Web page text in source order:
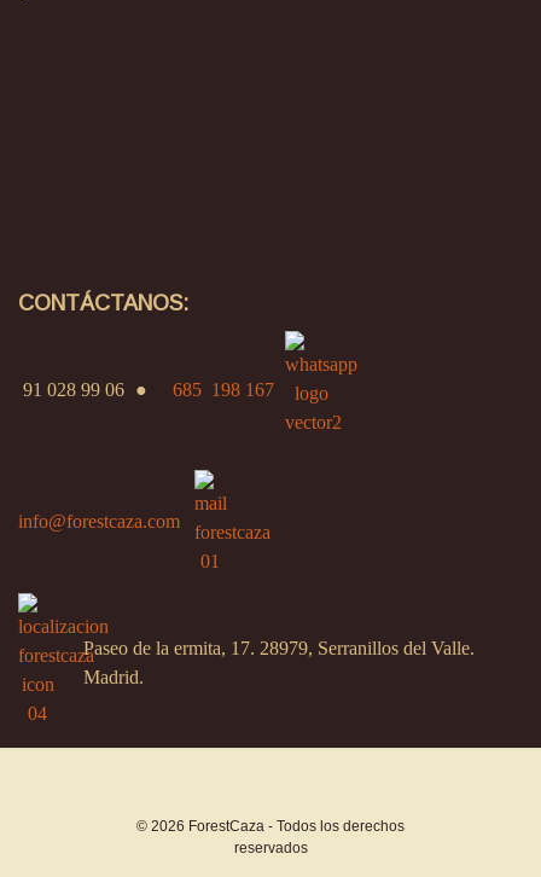
CONTÁCTANOS:
91 028 99 06 ● 685 198 167
info@forestcaza.com
Paseo de la ermita, 17. 28979, Serranillos del Valle.
Madrid.
© 2026 ForestCaza - Todos los derechos
reservados